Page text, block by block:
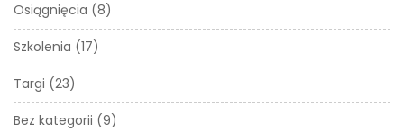
Osiągnięcia (8)
Szkolenia (17)
Targi (23)
Bez kategorii (9)